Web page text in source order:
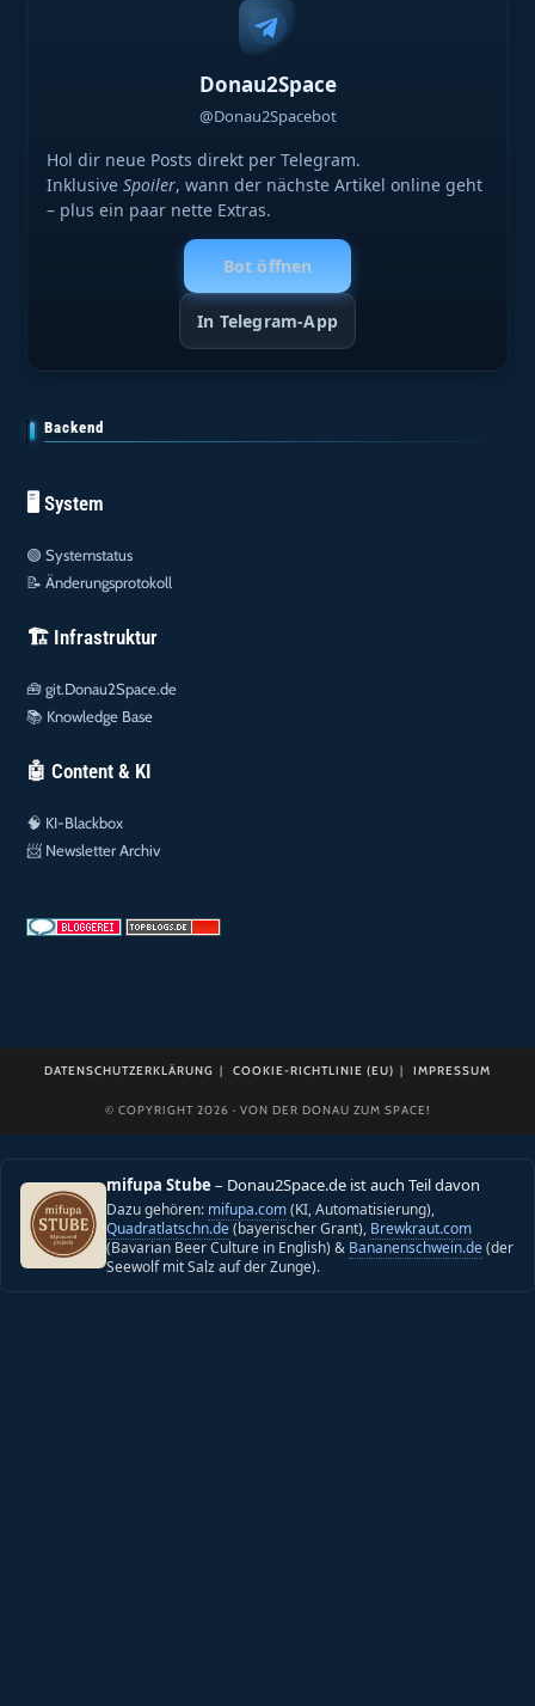
Donau2Space
@Donau2Spacebot
Hol dir neue Posts direkt per Telegram.
InklusiveSpoiler, wann der nächste Artikel online geht
– plus ein paar nette Extras.
Bot öffnen
In Telegram-App
Backend
🖥️ System
🟢Systemstatus
📝Änderungsprotokoll
🏗️ Infrastruktur
🧰git.Donau2Space.de
📚 Knowledge Base
🤖 Content & KI
🧠 KI-Blackbox
📨 Newsletter Archiv
DATENSCHUTZERKLÄRUNG COOKIE-RICHTLINIE (EU) IMPRESSUM
© COPYRIGHT 2026 · VON DER DONAU ZUM SPACE!
mifupa Stube – Donau2Space.de ist auch Teil davon
Dazu gehören: mifupa.com(KI, Automatisierung),
Quadratlatschn.de(bayerischer Grant), Brewkraut.com
(Bavarian Beer Culture in English) & Bananenschwein.de(der
Seewolf mit Salz auf der Zunge).